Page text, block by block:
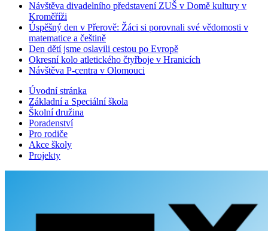
Návštěva divadelního představení ZUŠ v Domě kultury v
Kroměříži
Úspěšný den v Přerově: Žáci si porovnali své vědomosti v
matematice a češtině
Den dětí jsme oslavili cestou po Evropě
Okresní kolo atletického čtyřboje v Hranicích
Návštěva P-centra v Olomouci
Úvodní stránka
Základní a Speciální škola
Školní družina
Poradenství
Pro rodiče
Akce školy
Projekty